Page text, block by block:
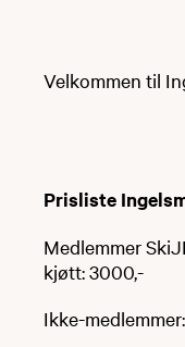
Velkommen til
Prisliste
Medlemmer
kjøtt: 3000,-
Ikke-